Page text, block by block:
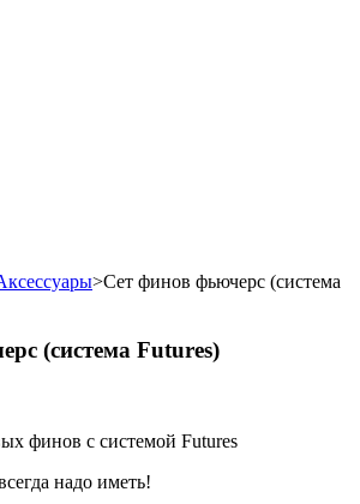
>Сет финов фьючерс (система
(система Futures)
финов с системой Futures
надо иметь!